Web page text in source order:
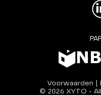
Voorwaarden
© 2026 XYTO -